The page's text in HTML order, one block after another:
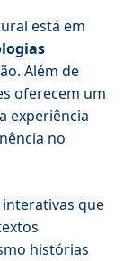
está em
Além de
oferecem um
experiência
no
que
histórias